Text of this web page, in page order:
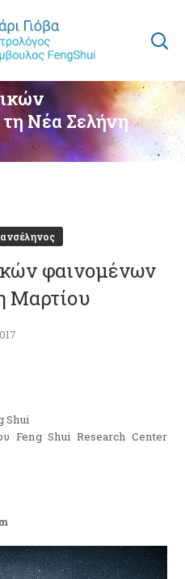
Νέα Σελήνη
φαινομένων
Μαρτίου
Shui
Feng Shui Research Center